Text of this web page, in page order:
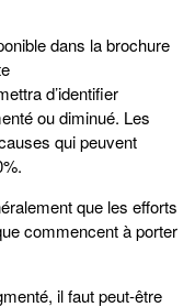
dans la brochure
d’identifier
ou diminué. Les
qui peuvent
que les efforts
commencent à porter
il faut peut-être